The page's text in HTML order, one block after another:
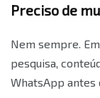
Preciso de
Nem sempre.
pesquisa,
WhatsApp antes